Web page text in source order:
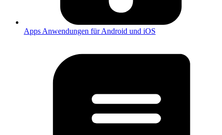
Apps Anwendungen für Android und iOS